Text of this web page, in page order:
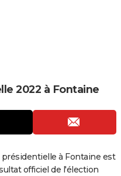
2022 à Fontaine
à Fontaine est
officiel de l'élection